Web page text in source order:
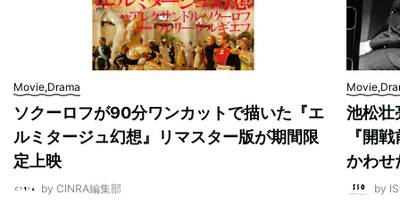
Movie,Drama
ソクーロフが90分ワンカットで描いた『エ
ルミタージュ幻想』リマスター版が期間限
定上映
by CINRA編集部
池松壮
『開
かわせ
by